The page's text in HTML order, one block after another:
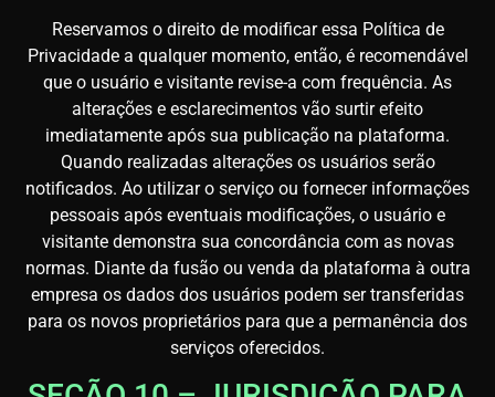
Reservamos o direito de modificar essa Política de
Privacidade a qualquer momento, então, é recomendável
que o usuário e visitante revise-a com frequência. As
alterações e esclarecimentos vão surtir efeito
imediatamente após sua publicação na plataforma.
Quando realizadas alterações os usuários serão
notificados. Ao utilizar o serviço ou fornecer informações
pessoais após eventuais modificações, o usuário e
visitante demonstra sua concordância com as novas
normas. Diante da fusão ou venda da plataforma à outra
empresa os dados dos usuários podem ser transferidas
para os novos proprietários para que a permanência dos
serviços oferecidos.